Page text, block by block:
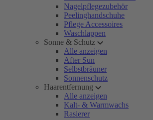
Nagelpflegezubehör
Peelinghandschuhe
Pflege Accessoires
Waschlappen
Sonne & Schutz
Alle anzeigen
After Sun
Selbstbräuner
Sonnenschutz
Haarentfernung
Alle anzeigen
Kalt- & Warmwachs
Rasierer